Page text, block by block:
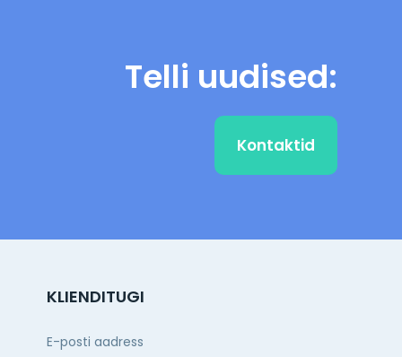
Telli uudised:
Kontaktid
KLIENDITUGI
E-posti aadress